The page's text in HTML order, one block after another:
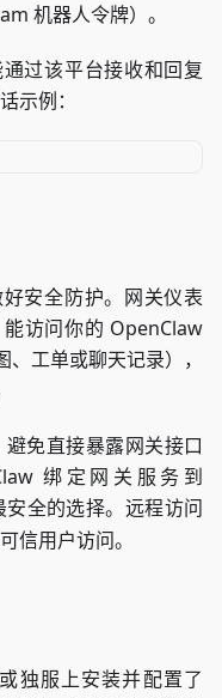
机器人令牌）。
过该平台接收和回复
示例：
安全防护。网关仪表
访问你的 OpenClaw
工单或聊天记录），
免直接暴露网关接口
绑定网关服务到
全的选择。远程访问
信用户访问。
独服上安装并配置了